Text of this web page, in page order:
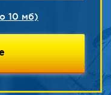
10 мб)